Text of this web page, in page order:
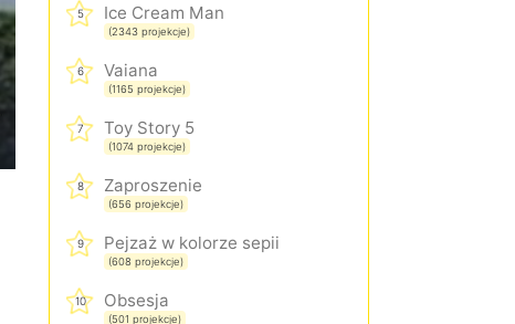
5 Ice Cream Man
(2343 projekcje)
6 Vaiana
(1165 projekcje)
7 Toy Story 5
(1074 projekcje)
8 Zaproszenie
(656 projekcje)
9 Pejzaż w kolorze sepii
(608 projekcje)
10 Obsesja
(501 projekcje)